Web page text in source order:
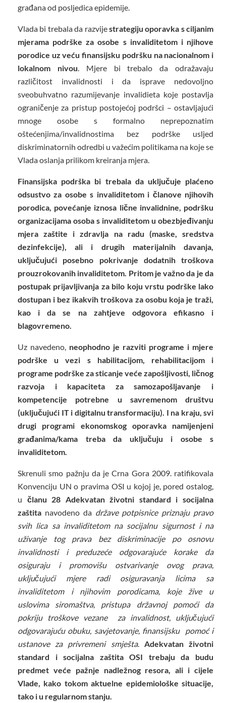
građana od posljedica epidemije.
Vlada bi trebala da razvijestrategiju oporavka s ciljanim
mjerama podrške za osobe s invaliditetom i njihove
porodice uz veću finansijsku podršku na nacionalnom i
lokalnom nivou. Mjere bi trebalo da odražavaju
različitost invalidnosti i da isprave nedovoljno
sveobuhvatno razumijevanje invalidieta koje postavlja
ograničenje za pristup postojećoj podršci – ostavljajući
mnoge osobe s formalno neprepoznatim
oštećenjima/invalidnostima bez podrške usljed
diskriminatornih odredbi u važećim politikama na koje se
Vlada oslanja prilikom kreiranja mjera.
Finansijska podrška bi trebala da uključuje plaćeno
odsustvo za osobe s invaliditetom i članove njihovih
porodica, povećanje iznosa lične invalidnine, podršku
organizacijama osoba s invaliditetom u obezbjeđivanju
mjera zaštite i zdravlja na radu (maske, sredstva
dezinfekcije), ali i drugih materijalnih davanja,
uključujući posebno pokrivanje dodatnih troškova
prouzrokovanih invaliditetom. Pritom je važno da je da
postupak prijavljivanja za bilo koju vrstu podrške lako
dostupan i bez ikakvih troškova za osobu koja je traži,
kao i da se na zahtjeve odgovora efikasno i
blagovremeno.
Uz navedeno, neophodno je razviti programe i mjere
podrške u vezi s habilitacijom, rehabilitacijom i
programe podrške za sticanje veće zapošljivosti, ličnog
razvoja i kapaciteta za samozapošljavanje i
kompetencije potrebne u savremenom društvu
(uključujući IT i digitalnu transformaciju). I na kraju, svi
drugi programi ekonomskog oporavka namijenjeni
građanima/kama treba da uključuju i osobe s
invaliditetom.
Skrenuli smo pažnju da je Crna Gora 2009. ratifikovala
Konvenciju UN o pravima OSI u kojoj je, pored ostalog,
u članu 28 Adekvatan životni standard i socijalna
zaštita navodeno da države potpisnice priznaju pravo
svih lica sa invaliditetom na socijalnu sigurnost i na
uživanje tog prava bez diskriminacije po osnovu
invalidnosti i preduzeće odgovarajuće korake da
osiguraju i promovišu ostvarivanje ovog prava,
uključujući mjere radi osiguravanja licima sa
invaliditetom i njihovim porodicama, koje žive u
uslovima siromaštva, pristupa državnoj pomoći da
pokriju troškove vezane za invalidnost, uključujući
odgovarajuću obuku, savjetovanje, finansijsku pomoć i
ustanove za privremeni smješta. Adekvatan životni
standard i socijalna zaštita OSI trebaju da budu
predmet veće pažnje nadležnog resora, ali i cijele
Vlade, kako tokom aktuelne epidemiološke situacije,
tako i u regularnom stanju.